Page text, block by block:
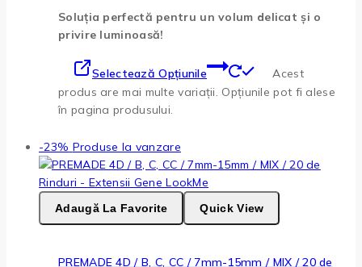
Soluția perfectă pentru un volum delicat și o
privire luminoasă!
Selectează Opțiunile
Acest
produs are mai multe variații. Opțiunile pot fi alese
în pagina produsului.
-23% Produse la vanzare
Adaugă La Favorite Quick View
PREMADE 4D / B, C, CC / 7mm-15mm / MIX / 20 de